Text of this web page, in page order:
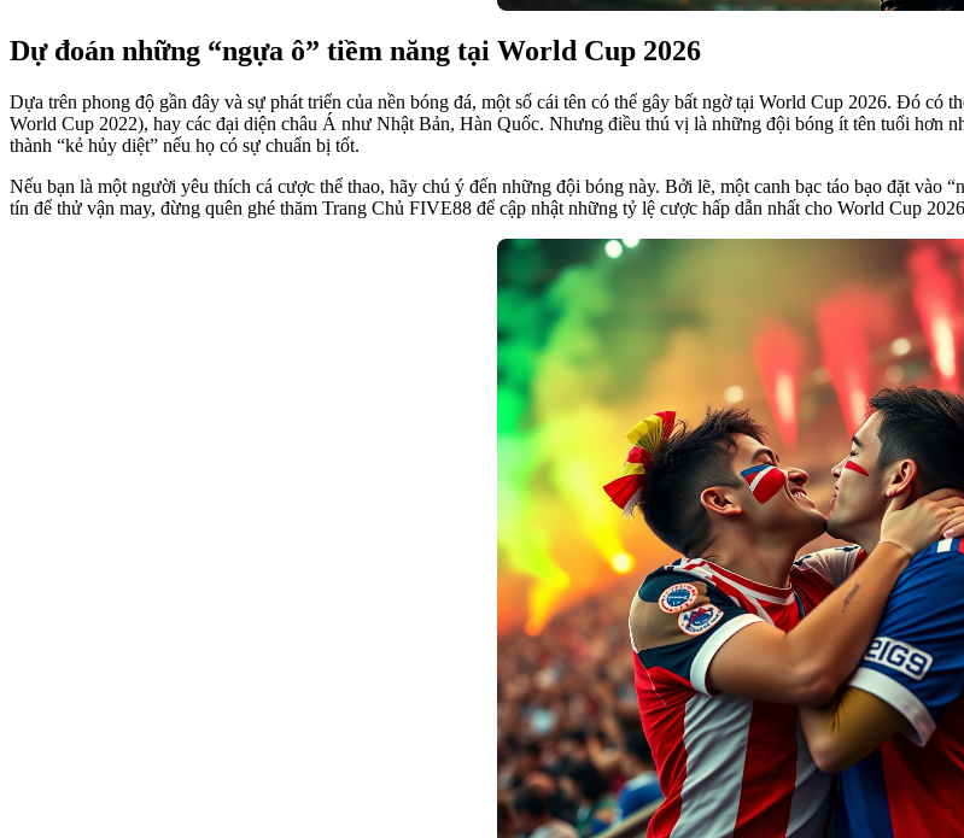
Dự đoán những “ngựa ô” tiềm năng tại World Cup 2026
Dựa trên phong độ gần đây và sự phát triển của nền bóng đá, một số cái tên có thể gây bất ngờ tại World Cup 2026. Đó có
World Cup 2022), hay các đại diện châu Á như Nhật Bản, Hàn Quốc. Nhưng điều thú vị là những đội bóng ít tên tuổi hơn
thành “kẻ hủy diệt” nếu họ có sự chuẩn bị tốt.
Nếu bạn là một người yêu thích cá cược thể thao, hãy chú ý đến những đội bóng này. Bởi lẽ, một canh bạc táo bạo đặt vào
tín để thử vận may, đừng quên ghé thăm Trang Chủ FIVE88 để cập nhật những tỷ lệ cược hấp dẫn nhất cho World Cup